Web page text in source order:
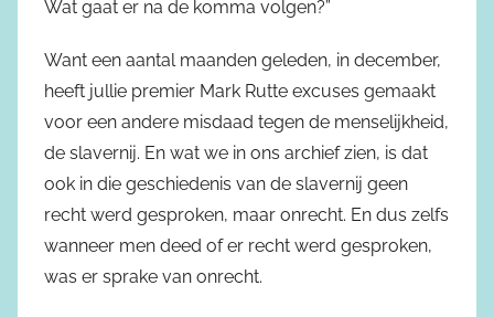
Wat gaat er na de komma volgen?”
Want een aantal maanden geleden, in december,
heeft jullie premier Mark Rutte excuses gemaakt
voor een andere misdaad tegen de menselijkheid,
de slavernij. En wat we in ons archief zien, is dat
ook in die geschiedenis van de slavernij geen
recht werd gesproken, maar onrecht. En dus zelfs
wanneer men deed of er recht werd gesproken,
was er sprake van onrecht.